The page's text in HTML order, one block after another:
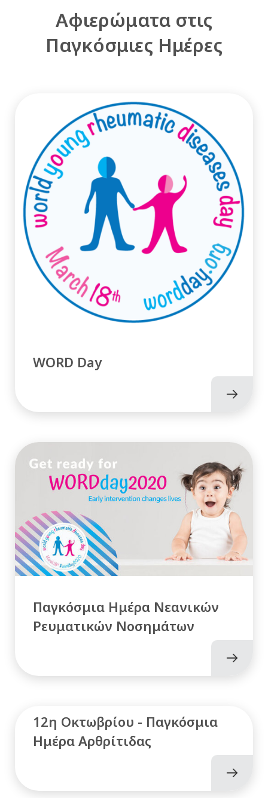
Αφιερώματα στις
Παγκόσμιες Ημέρες
WORD Day
Παγκόσμια Ημέρα Νεανικών
Ρευματικών Νοσημάτων
12η Οκτωβρίου - Παγκόσμια
Ημέρα Αρθρίτιδας